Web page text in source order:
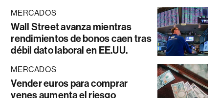
MERCADOS
Wall Street avanza mientras
rendimientos de bonos caen tras
débil dato laboral en EE.UU.
MERCADOS
Vender euros para comprar
yenes aumenta el riesgo